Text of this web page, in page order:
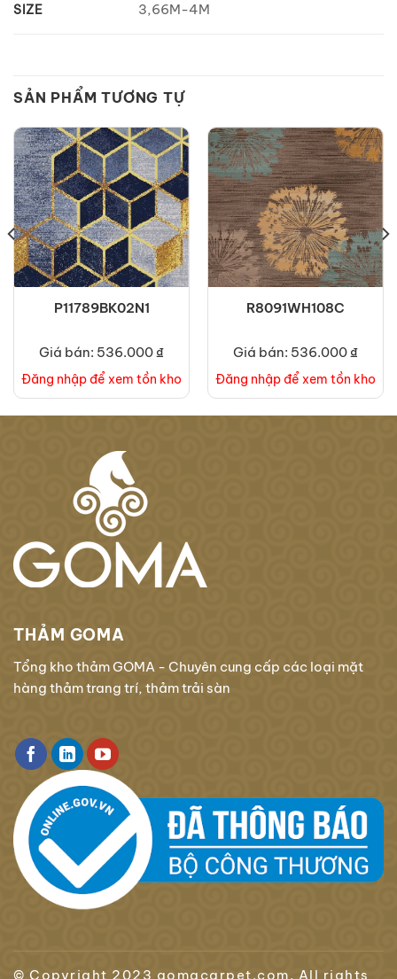
SIZE 3,66M-4M
SẢN PHẨM TƯƠNG TỰ
P11789BK02N1
Giá bán: 536.000 ₫
Đăng nhập để xem tồn kho
R8091WH108C
Giá bán: 536.000 ₫
Đăng nhập để xem tồn kho
THẢM GOMA
Tổng kho thảm GOMA - Chuyên cung cấp các loại mặt
hàng thảm trang trí, thảm trải sàn
© Copyright 2023 gomacarpet.com. All rights